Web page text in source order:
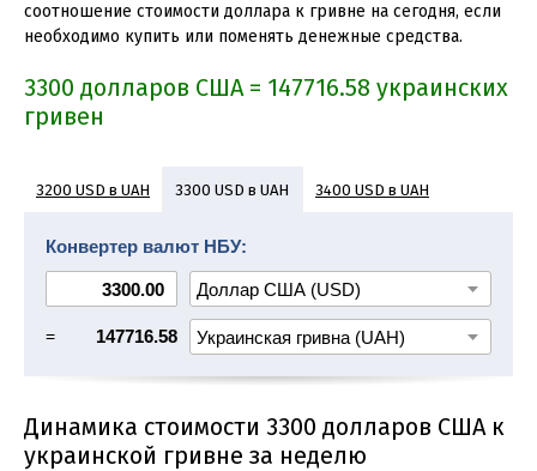
соотношение стоимости доллара к гривне на сегодня, если
необходимо купить или поменять денежные средства.
3300 долларов США = 147716.58 украинских
гривен
3200 USD в UAH 3300 USD в UAH 3400 USD в UAH
3800 USD в UAH 3900 USD в UAH
Конвертер валют НБУ:
= 147716.58
Динамика стоимости 3300 долларов США к
украинской гривне за неделю